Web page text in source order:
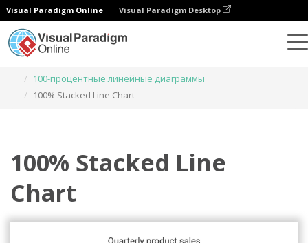
Visual Paradigm Online Visual Paradigm Desktop
100-процентные линейные диаграммы
100% Stacked Line Chart
100% Stacked Line
Chart